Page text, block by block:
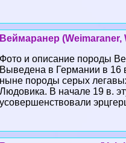
Веймаранер (Weimaraner,
Фото и описание породы
Выведена в Германии в 16
ныне породы серых
Людовика. В начале 19 в.
усовершенствовали